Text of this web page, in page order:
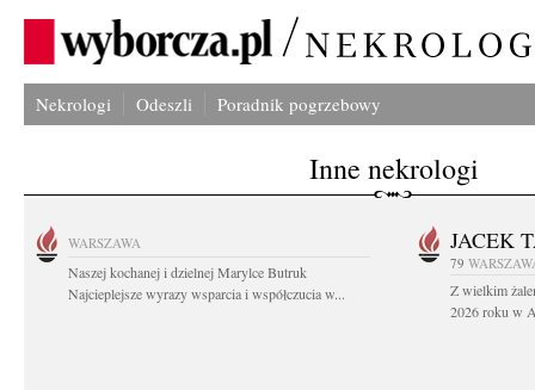
Nekrologi Odeszli Poradnik pogrzebowy
Inne nekrologi
WARSZAWA
Naszej kochanej i dzielnej Marylce Butruk
Najcieplejsze wyrazy wsparcia i współczucia w...
JACEK
79
Z wielkim
2026 roku w